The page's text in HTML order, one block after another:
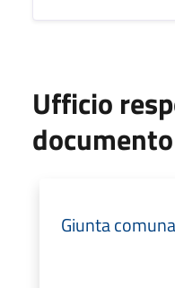
Ufficio
documento
Giunta